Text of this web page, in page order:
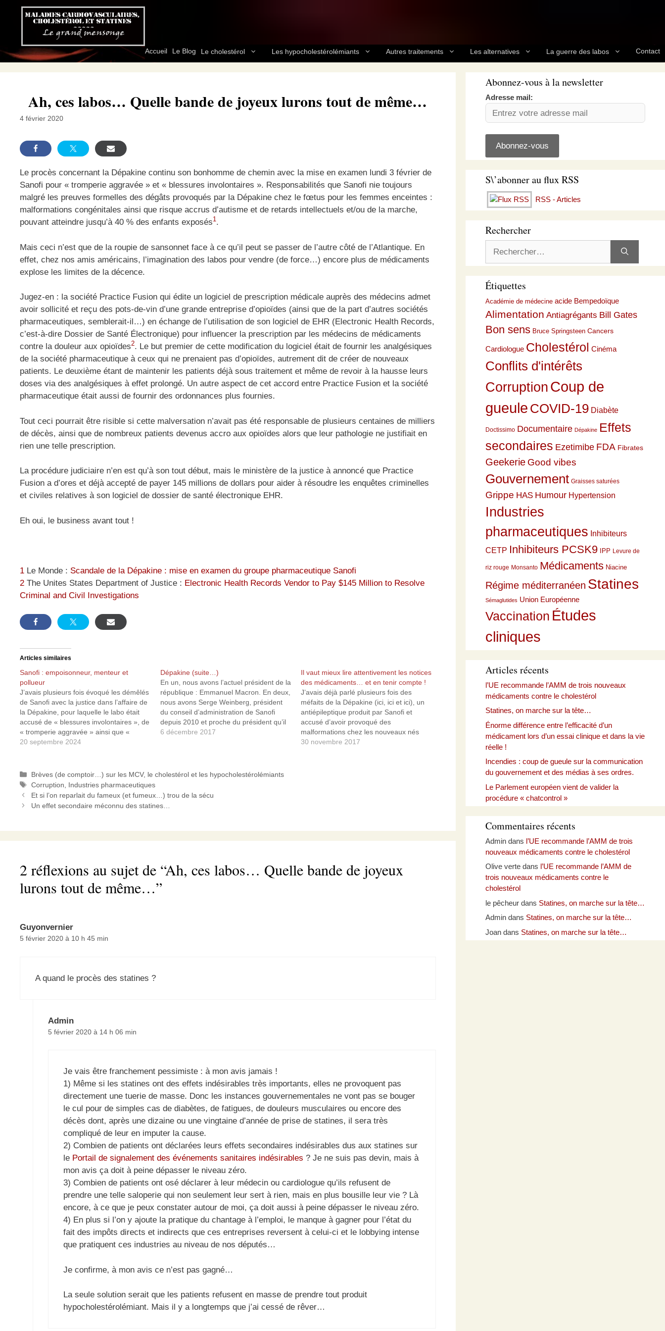
Accueil Le Blog Le cholestérol Les hypocholestérolémiants Autres traitements Les alternatives La guerre des labos Contact
Ah, ces labos… Quelle bande de joyeux lurons tout de même…
4 février 2020
Le procès concernant la Dépakine continu son bonhomme de chemin avec la mise en examen lundi 3 février de
Sanofi pour « tromperie aggravée » et « blessures involontaires ». Responsabilités que Sanofi nie toujours
malgré les preuves formelles des dégâts provoqués par la Dépakine chez le fœtus pour les femmes enceintes :
malformations congénitales ainsi que risque accrus d’autisme et de retards intellectuels et/ou de la marche,
pouvant atteindre jusqu’à 40 % des enfants exposés1.
Mais ceci n’est que de la roupie de sansonnet face à ce qu’il peut se passer de l’autre côté de l’Atlantique. En
effet, chez nos amis américains, l’imagination des labos pour vendre (de force…) encore plus de médicaments
explose les limites de la décence.
Jugez-en : la société Practice Fusion qui édite un logiciel de prescription médicale auprès des médecins admet
avoir sollicité et reçu des pots-de-vin d’une grande entreprise d’opioïdes (ainsi que de la part d’autres sociétés
pharmaceutiques, semblerait-il …) en échange de l’utilisation de son logiciel de EHR (Electronic Health Records,
c’est-à-dire Dossier de Santé Électronique) pour influencer la prescription par les médecins de médicaments
contre la douleur aux opioïdes2. Le but premier de cette modification du logiciel était de fournir les analgésiques
de la société pharmaceutique à ceux qui ne prenaient pas d’opioïdes, autrement dit de créer de nouveaux
patients. Le deuxième étant de maintenir les patients déjà sous traitement et même de revoir à la hausse leurs
doses via des analgésiques à effet prolongé. Un autre aspect de cet accord entre Practice Fusion et la société
pharmaceutique était aussi de fournir des ordonnances plus fournies.
Tout ceci pourrait être risible si cette malversation n’avait pas été responsable de plusieurs centaines de milliers
de décès, ainsi que de nombreux patients devenus accro aux opioïdes alors que leur pathologie ne justifiait en
rien une telle prescription.
La procédure judiciaire n’en est qu’à son tout début, mais le ministère de la justice à annoncé que Practice
Fusion a d’ores et déjà accepté de payer 145 millions de dollars pour aider à résoudre les enquêtes criminelles
et civiles relatives à son logiciel de dossier de santé électronique EHR.
Eh oui, le business avant tout !
1 Le Monde : Scandale de la Dépakine : mise en examen du groupe pharmaceutique Sanofi
2 The Unites States Department of Justice : Electronic Health Records Vendor to Pay $145 Million to Resolve
Criminal and Civil Investigations
Articles similaires
Sanofi : empoisonneur, menteur et
pollueur
J’avais plusieurs fois évoqué les démêlés
de Sanofi avec la justice dans l’affaire de
la Dépakine, pour laquelle le labo était
accusé de « blessures involontaires », de
« tromperie aggravée » ainsi que «
d'homicides involontaires »1, affaire qui
20 septembre 2024
Dépakine (suite…)
En un, nous avons l’actuel président de la
république : Emmanuel Macron. En deux,
nous avons Serge Weinberg, président
du conseil d’administration de Sanofi
depuis 2010 et proche du président qu’il
fit introduire chez Rotchild à la suite de
6 décembre 2017
Il vaut mieux lire attentivement les notices
des médicaments… et en tenir compte !
J’avais déjà parlé plusieurs fois des
méfaits de la Dépakine (ici, ici et ici), un
antiépileptique produit par Sanofi et
accusé d’avoir provoqué des
malformations chez les nouveaux nés
alors qu’il était prescrit à de nombreuses
30 novembre 2017
Catégories
Brèves (de comptoir…) sur les MCV, le cholestérol et les hypocholestérolémiants
Étiquettes
Corruption
Industries pharmaceutiques
Et si l’on reparlait du fameux (et fumeux…) trou de la sécu
Un effet secondaire méconnu des statines…
2 réflexions au sujet de “Ah, ces labos… Quelle bande de joyeux
lurons tout de même…”
Guyonvernier
5 février 2020 à 10 h 45 min
A quand le procès des statines ?
Admin
5 février 2020 à 14 h 06 min
Je vais être franchement pessimiste : à mon avis jamais !
1) Même si les statines ont des effets indésirables très importants, elles ne provoquent pas
directement une tuerie de masse. Donc les instances gouvernementales ne vont pas se bouger
le cul pour de simples cas de diabètes, de fatigues, de douleurs musculaires ou encore des
décès dont, après une dizaine ou une vingtaine d’année de prise de statines, il sera très
compliqué de leur en imputer la cause.
2) Combien de patients ont déclarées leurs effets secondaires indésirables dus aux statines sur
le Portail de signalement des événements sanitaires indésirables ? Je ne suis pas devin, mais à
mon avis ça doit à peine dépasser le niveau zéro.
3) Combien de patients ont osé déclarer à leur médecin ou cardiologue qu’ils refusent de
prendre une telle saloperie qui non seulement leur sert à rien, mais en plus bousille leur vie ? Là
encore, à ce que je peux constater autour de moi, ça doit aussi à peine dépasser le niveau zéro.
4) En plus si l’on y ajoute la pratique du chantage à l’emploi, le manque à gagner pour l’état du
fait des impôts directs et indirects que ces entreprises reversent à celui-ci et le lobbying intense
que pratiquent ces industries au niveau de nos députés…
Je confirme, à mon avis ce n’est pas gagné…
La seule solution serait que les patients refusent en masse de prendre tout produit
hypocholestérolémiant. Mais il y a longtemps que j’ai cessé de rêver…
Abonnez-vous à la newsletter
Adresse mail:
S\’abonner au flux RSS
RSS - Articles
Rechercher
Étiquettes
Académie de médecine acide Bempedoïque
Alimentation Antiagrégants Bill Gates
Bon sens Bruce Springsteen Cancers
Cardiologue Cholestérol Cinéma
Conflits d'intérêts
CorruptionCoup de
gueule COVID-19 Diabète
Doctissimo Documentaire Dépakine Effets
secondaires Ezetimibe FDA Fibrates
Geekerie Good vibes
Gouvernement Graisses saturées
Grippe HAS Humour Hypertension
Industries
pharmaceutiques Inhibiteurs
CETP Inhibiteurs PCSK9 IPP Levure de
riz rouge Monsanto Médicaments Niacine
Régime méditerranéen Statines
Sémaglutides Union Européenne
Vaccination Études
cliniques
Articles récents
l’UE recommande l’AMM de trois nouveaux
médicaments contre le cholestérol
Statines, on marche sur la tête…
Énorme différence entre l’efficacité d’un
médicament lors d’un essai clinique et dans la vie
réelle !
Incendies : coup de gueule sur la communication
du gouvernement et des médias à ses ordres.
Le Parlement européen vient de valider la
procédure « chatcontrol »
Commentaires récents
Admindans l’UE recommande l’AMM de trois
nouveaux médicaments contre le cholestérol
Olive vertedans l’UE recommande l’AMM de
trois nouveaux médicaments contre le
cholestérol
le pêcheurdans Statines, on marche sur la tête…
Admindans Statines, on marche sur la tête…
Joandans Statines, on marche sur la tête…